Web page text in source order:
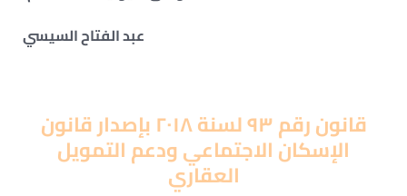
عبد الفتاح السيسي
قانون رقم ٩٣ لسنة ٢٠١٨ بإصدار قانون
الإسكان الاجتماعي ودعم التمويل
العقاري